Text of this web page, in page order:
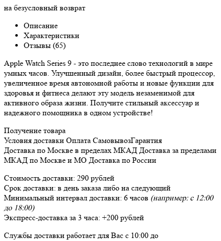
на безусловный возврат
Описание
Характеристики
Отзывы (65)
Apple Watch Series 9 - это последнее слово технологий в мире
умных часов. Улучшенный дизайн, более быстрый процессор,
увеличенное время автономной работы и новые функции для
здоровья и фитнеса делают эту модель незаменимой для
активного образа жизни. Получите стильный аксессуар и
надежного помощника в одном устройстве!
Получение товара
Условия доставки Оплата СамовывозГарантия
Доставка по Москве в пределах МКАД Доставка за пределами
МКАД по Москве и МО Доставка по России
Стоимость доставки: 290 рублей
Срок доставки: в день заказа либо на следующий
Минимальный интервал доставки: 6 часов (например: с 12:00
до 18:00)
Экспресс-доставка за 3 часа: +200 рублей
Службы доставки работает для Вас с 10:00 до